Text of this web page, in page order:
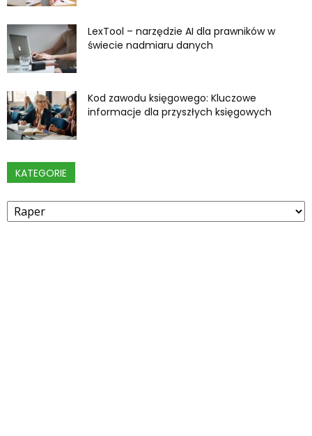
LexTool – narzędzie AI dla prawników w
świecie nadmiaru danych
Kod zawodu księgowego: Kluczowe
informacje dla przyszłych księgowych
KATEGORIE
Kategorie